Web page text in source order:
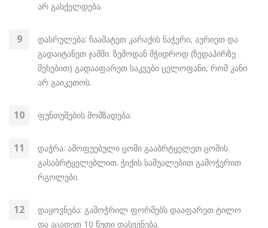
არ გასქელდება.
დასრულება: ჩაამატეთ კარაქის ნაჭერი, აურიეთ და
გადაიტანეთ ჯამში. ზემოდან მჭიდროდ (ზედაპირზე
შეხებით) გადააფარეთ საკვები ცელოფანი, რომ კანი
არ გაიკეთოს.
ფუნთუშების მომზადება:
დაჭრა: ამოფუებული ცომი გააბრტყელეთ ცომის
გასაბრტყელებლით. ჭიქის საშუალებით გამოჭერით
რგოლები.
დაყოვნება: გამოჭრილ ფორმებს დააფარეთ ტილო
და აცადეთ 10 წუთი დასვენება.